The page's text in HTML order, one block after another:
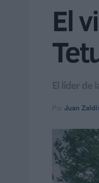
El
El líder de
Por Juan